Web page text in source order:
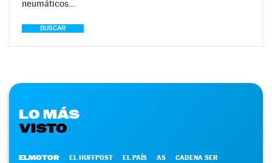
neumáticos…
BUSCAR
LO MÁS
VISTO
ELMOTOR EL HUFFPOST EL PAÍS AS CADENA SER